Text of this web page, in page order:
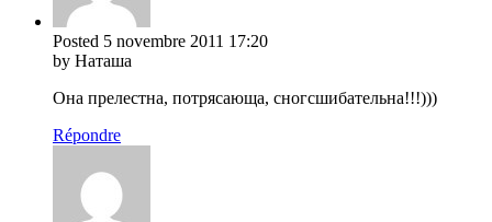
Posted 5 novembre 2011 17:20
by Наташа
Она прелестна, потрясающа, сногсшибательна!!!)))
Répondre